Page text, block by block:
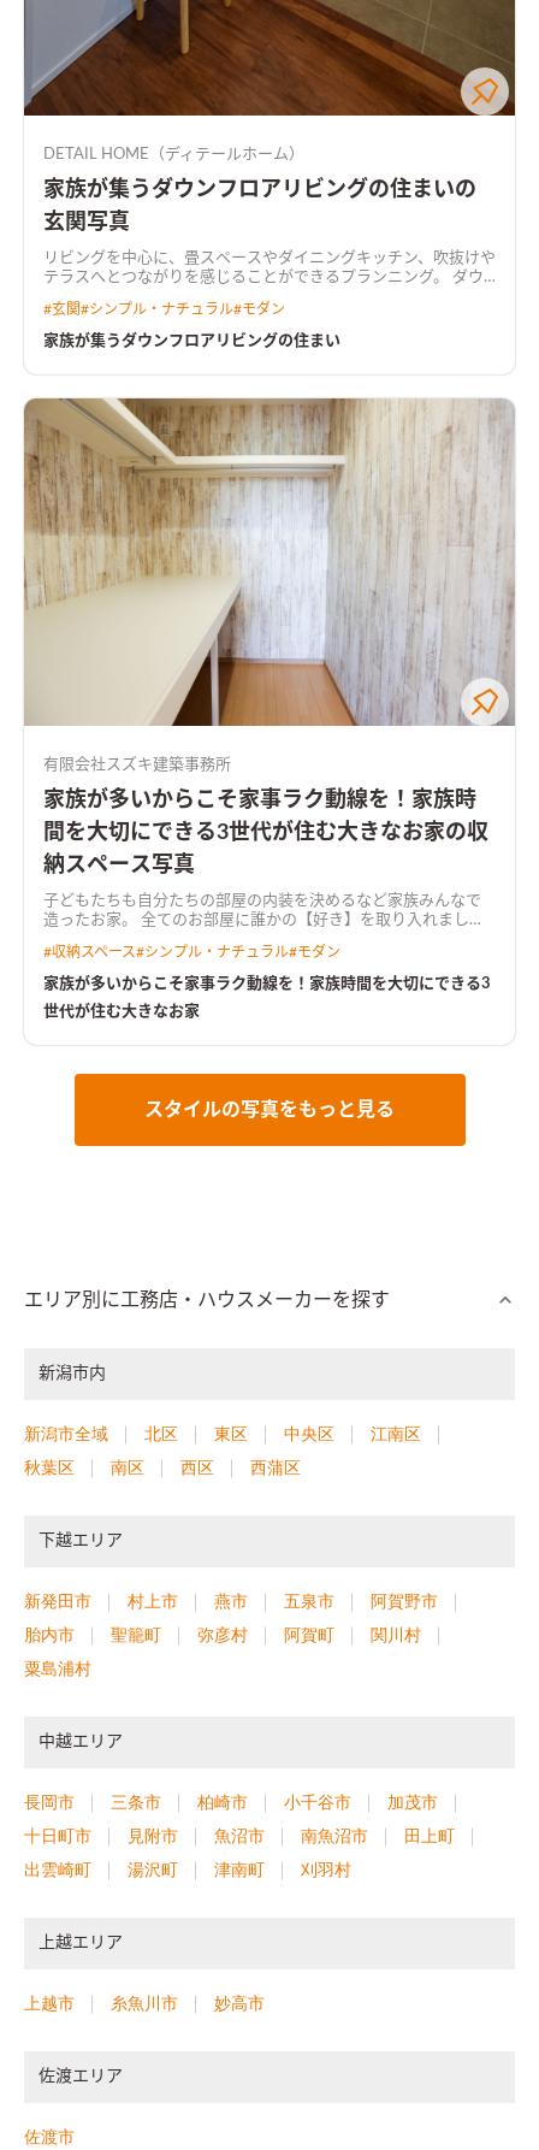
DETAIL HOME（ディテールホーム）
家族が集うダウンフロアリビングの住まいの
玄関写真
リビングを中心に、畳スペースやダイニングキッチン、吹抜けや
テラスへとつながりを感じることができるプランニング。 ダウ
ビング入り口にはオリジナルの造作建具を使用し、空間にアク
セントをつけた。 水回りは回遊出来るよう設計し、キッチンか
ずらし、空間が広がる。和室に寝転がったときにソファの人と
目線が近くなり、家族でコミュニケーションが弾む。
照明を工夫
した高級感あるキッチンキッチンは石目調のダークカラーでま
とめた。キッチンからダイニングテーブルまでライティングレ
ールを使用し、ペンダントライトの位置を調整できるようにし
た。
#玄関#シンプル・ナチュラル#モダン
家族が集うダウンフロアリビングの住まい
有限会社スズキ建築事務所
家族が多いからこそ家事ラク動線を！家族時
間を大切にできる3世代が住む大きなお家の収
納スペース写真
子どもたちも自分たちの部屋の内装を決めるなど家族みんなで
造ったお家。 全てのお部屋に誰かの【好き】を取り入れまし
は忙しい方・家族が多い方必見。 オープンハウスでも多くの方
からご好評を頂きました。 2階の子ども部屋をあえてコンパクト
さん作ることができるお家です。
#収納スペース#シンプル・ナチュラル#モダン
家族が多いからこそ家事ラク動線を！家族時間を大切にできる3
世代が住む大きなお家
スタイルの写真をもっと見る
エリア別に工務店・ハウスメーカーを探す
新潟市内
新潟市全域 北区 東区 中央区
江南区
秋葉区
南区 西区 西蒲区
下越エリア
新発田市 村上市 燕市 五泉市
阿賀野市
胎内市
聖籠町 弥彦村 阿賀町
関川村
粟島浦村
中越エリア
長岡市 三条市 柏崎市 小千谷市
加茂市
十日町市
見附市 魚沼市 南魚沼市
田上町
出雲崎町
湯沢町 津南町 刈羽村
上越エリア
上越市 糸魚川市 妙高市
佐渡エリア
佐渡市